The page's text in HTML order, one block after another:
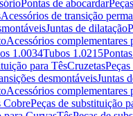
Pontas de abocardar
Acessórios de transição
Juntas de dilatação
Acessórios
1.0034Tubos 1.0215
para TêsCruzetas
desmontáveisJuntas
Acessórios
CobrePeças de substituição